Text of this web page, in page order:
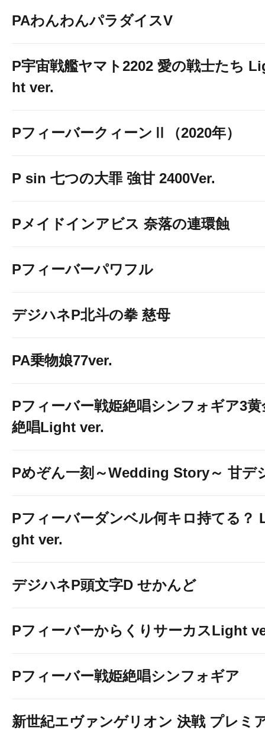
PAわんわんパラダイスV
P宇宙戦艦ヤマト2202 愛の戦士たち
ht ver.
PフィーバークィーンⅡ（2020年）
P sin 七つの大罪 強甘 2400Ver.
Pメイドインアビス 奈落の連環蝕
Pフィーバーパワフル
デジハネP北斗の拳 慈母
PA乗物娘77ver.
Pフィーバー戦姫絶唱シンフォギア3黄
絶唱Light ver.
Pめぞん一刻～Wedding Story～ 甘デ
Pフィーバーダンベル何キロ持てる？
ght ver.
デジハネP頭文字D せかんど
PフィーバーからくりサーカスLight
Pフィーバー戦姫絶唱シンフォギア
新世紀エヴァンゲリオン 決戦 プレミ